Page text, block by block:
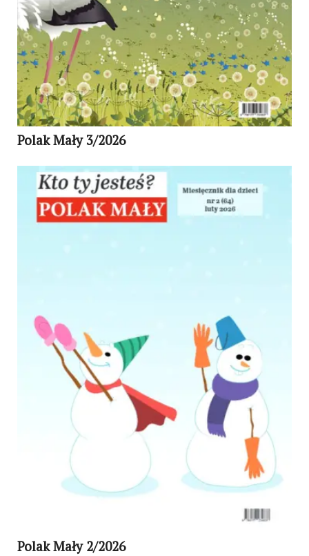
Polak Mały 3/2026
Polak Mały 2/2026